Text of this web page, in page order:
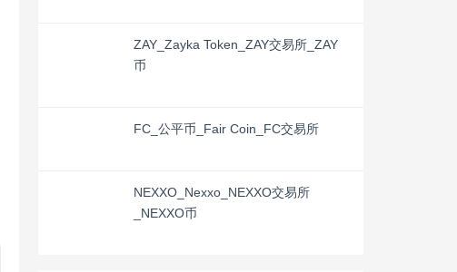
ZAY_Zayka Token_ZAY交易所_ZAY
币
FC_公平币_Fair Coin_FC交易所
NEXXO_Nexxo_NEXXO交易所
_NEXXO币